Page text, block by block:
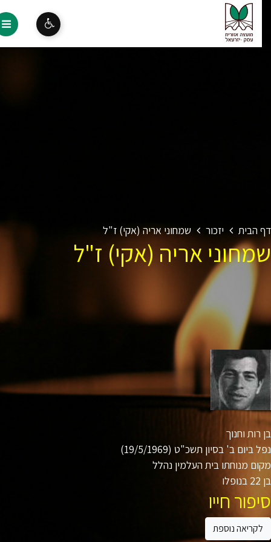
הבית יזכור שמחוני אריה (אקי) ז"ל
אריה (אקי) ז"ל
וחנוך
ביום ב' בסיון תשכ"ט (19/5/1969)
מנוחתו בית העלמין נהלל
חייו
נוספת